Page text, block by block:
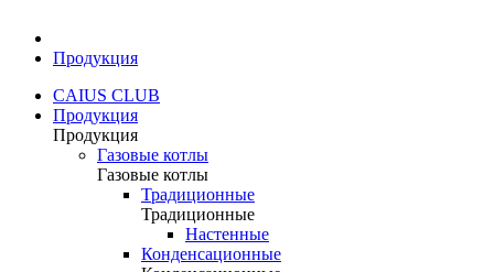
Продукция
CAIUS CLUB
Продукция
Продукция
Газовые котлы
Газовые котлы
Традиционные
Традиционные
Настенные
Конденсационные